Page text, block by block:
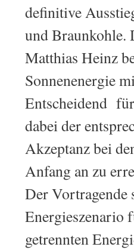
definitive
und Braunkohle.
Matthias Heinz
Sonnenenergie
Entscheidend
dabei der
Akzeptanz bei
Anfang an zu
Der Vortragende
Energieszenario
getrennten